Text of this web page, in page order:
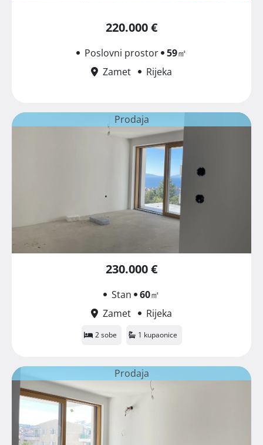
220.000 €
Poslovni prostor 59㎡
Zamet
Rijeka
Prodaja
230.000 €
Stan 60㎡
Zamet
Rijeka
2 sobe 1 kupaonice
Prodaja